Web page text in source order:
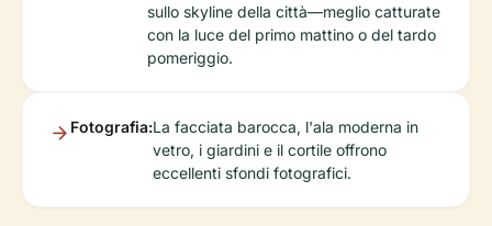
sullo skyline della città—meglio catturate
con la luce del primo mattino o del tardo
pomeriggio.
Fotografia:La facciata barocca, l'ala moderna in
vetro, i giardini e il cortile offrono
eccellenti sfondi fotografici.